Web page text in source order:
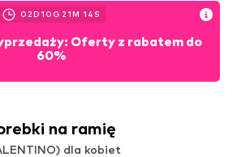
02D10 G 21M 13 S
Oferty z rabatem do
60%
na ramię
dla kobiet